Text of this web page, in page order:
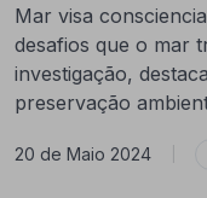
Mar visa
desafios que o mar
investigação,
preservação
20 de Maio 2024